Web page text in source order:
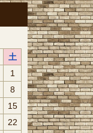
土
1
8
15
22